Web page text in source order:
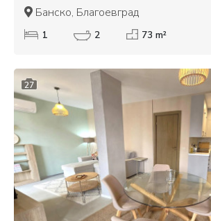
Банско, Благоевград
1 2 73 m²
27